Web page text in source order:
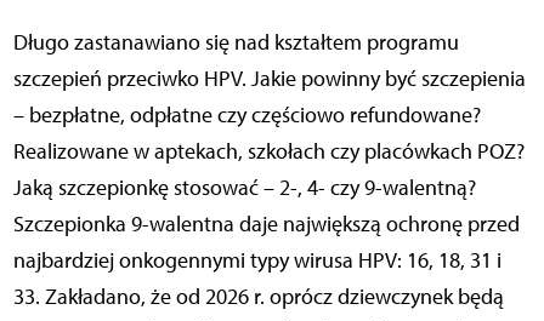
Długo zastanawiano się nad kształtem programu
szczepień przeciwko HPV. Jakie powinny być szczepienia
– bezpłatne, odpłatne czy częściowo refundowane?
Realizowane w aptekach, szkołach czy placówkach POZ?
Jaką szczepionkę stosować – 2-, 4- czy 9-walentną?
Szczepionka 9-walentna daje największą ochronę przed
najbardziej onkogennymi typy wirusa HPV: 16, 18, 31 i
33. Zakładano, że od 2026 r. oprócz dziewczynek będą